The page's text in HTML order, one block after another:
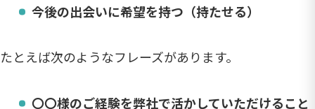
今後の出会いに希望を持つ（持たせる）
たとえば次のようなフレーズがあります。
〇〇様のご経験を弊社で活かしていただけること